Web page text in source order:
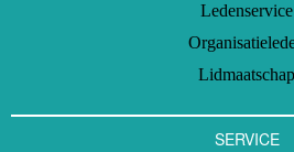
Ledenservice
Lidmaatschap
SERVICE